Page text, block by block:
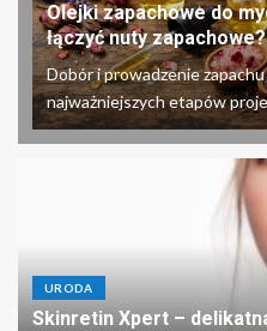
Olejki zapachowe do
łączyć nuty zapachowe?
Dobór i prowadzenie
najważniejszych etapów
URODA
Skinretin Xpert –